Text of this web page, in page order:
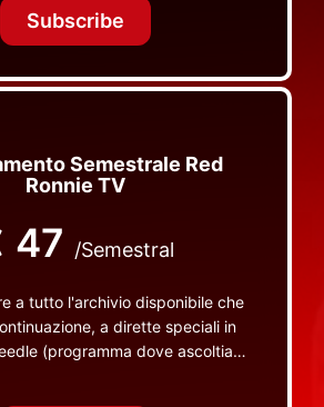
visibili da nessuna altra parte
Subscribe
Semestrale Red
Ronnie TV
47 /Semestral
a tutto l'archivio disponibile che
a dirette speciali in
(programma dove ascoltiamo